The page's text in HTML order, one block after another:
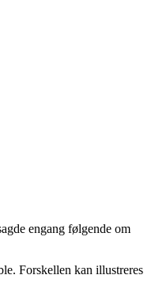
engang følgende om
Forskellen kan illustreres